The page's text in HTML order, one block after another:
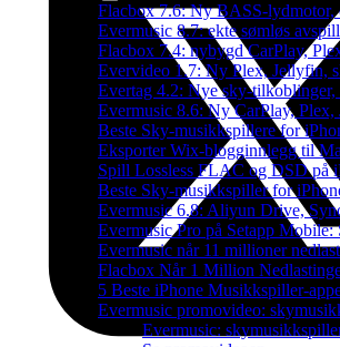
Flacbox 7.6: Ny BASS-lydmotor,
Evermusic 8.7: ekte sømløs
Flacbox 7.4: nybygd CarPlay,
Evervideo 1.7: Ny Plex, Jellyfin,
Evertag 4.2: Nye sky-
Evermusic 8.6: Ny CarPlay,
Beste Sky-musikkspillere for
Eksporter Wix-blogginnlegg til
Spill Lossless FLAC og DSD på
Beste Sky-musikkspiller for
Evermusic 6.8: Aliyun Drive,
Evermusic Pro på Setapp
Evermusic når 11 millioner
Flacbox Når 1 Million
5 Beste iPhone Musikkspiller-
Evermusic promovideo:
Evermusic: